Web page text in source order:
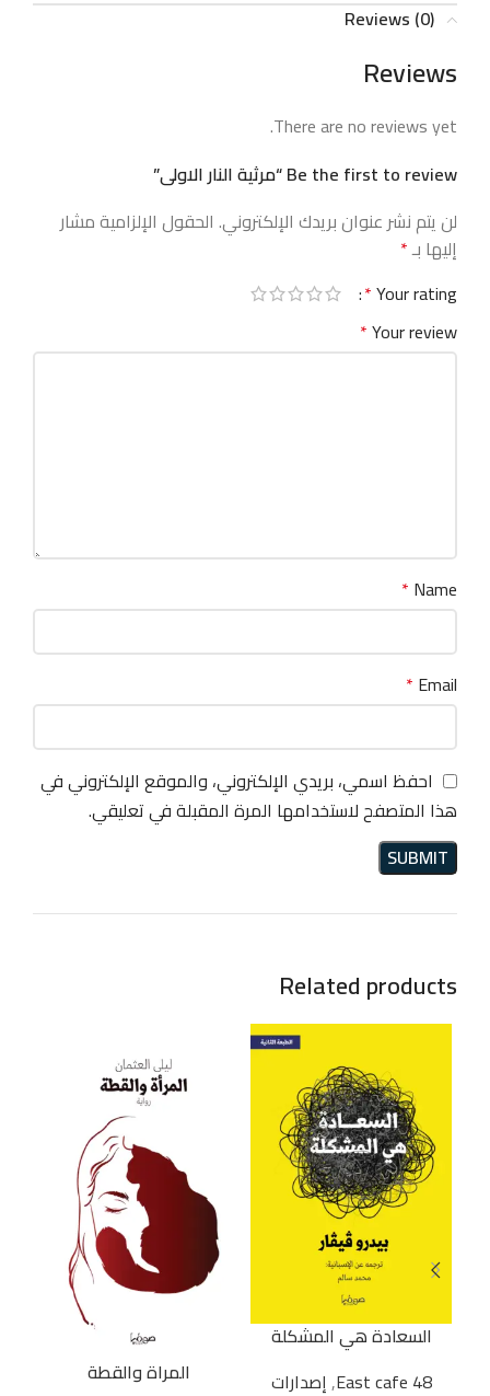
Reviews (0)
Reviews
There are no reviews yet.
Be the first to review “مرثية النار الاولى”
لن يتم نشر عنوان بريدك الإلكتروني. الحقول الإلزامية مشار
إليها بـ*
Your rating
*
Your review
*
Name
*
Email
*
احفظ اسمي، بريدي الإلكتروني، والموقع الإلكتروني في
هذا المتصفح لاستخدامها المرة المقبلة في تعليقي.
Related products
السعادة هي المشكلة
48 East cafe
,إصدارات
المراة والقطة